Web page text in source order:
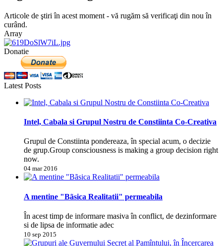
Articole de ştiri în acest moment - vă rugăm să verificaţi din nou în
curând.
Array
Donatie
Latest Posts
Intel, Cabala si Grupul Nostru de Constiinta Co-Creativa
Grupul de Constiinta pondereaza, în special acum, o decizie
de grup.Group consciousness is making a group decision right
now.
04 mar 2016
A mentine "Bãsica Realitatii" permeabila
În acest timp de informare masiva în conflict, de dezinformare
si de lipsa de informatie adec
10 sep 2015